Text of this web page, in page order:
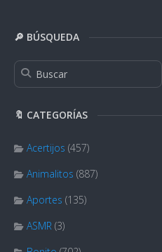
🔎 BÚSQUEDA
🔖 CATEGORÍAS
Acertijos (457)
Animalitos (887)
Aportes (135)
ASMR (3)